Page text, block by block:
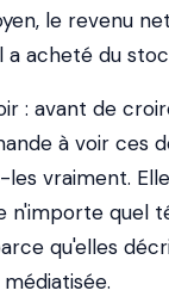
le revenu
a acheté du
: avant de
à voir ces
les vraiment.
n'importe quel
qu'elles